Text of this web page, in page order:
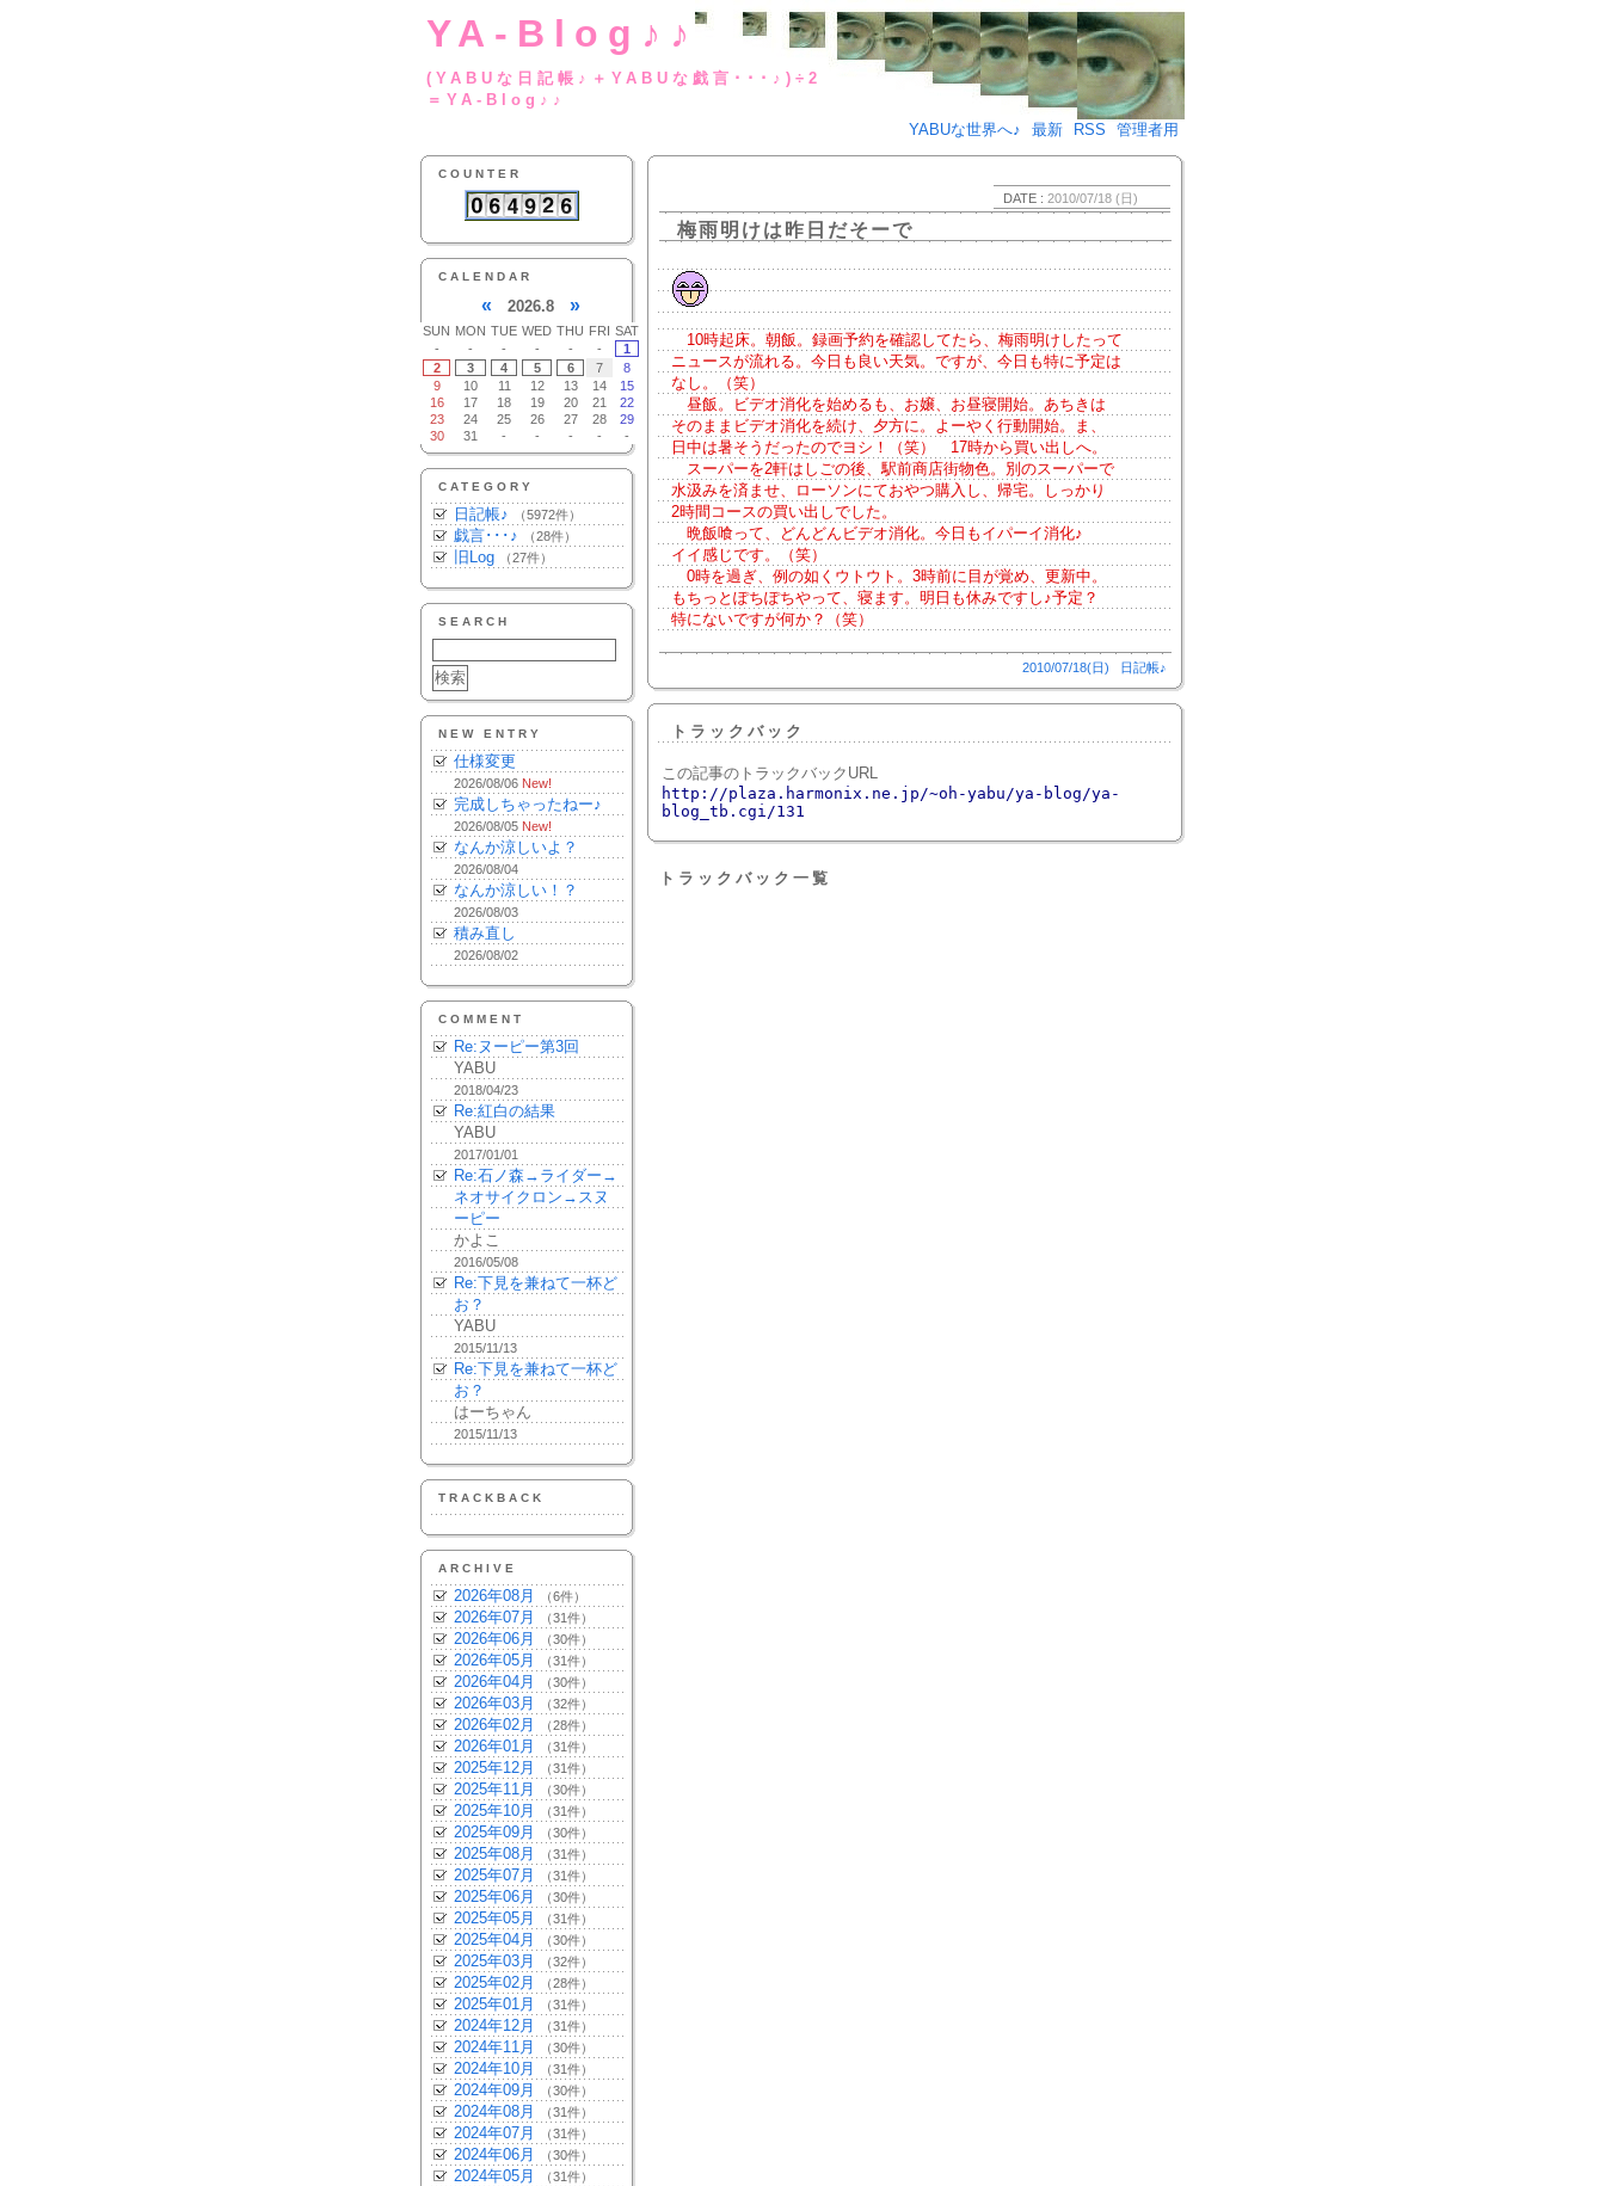
YA-Blog♪♪
(YABUな日記帳♪＋YABUな戯言･･･♪)÷2
＝YA-Blog♪♪
YABUな世界へ♪
最新 RSS 管理者用
COUNTER
CALENDAR
« 2026.8 »
SUN MON TUE WED THU FRI SAT
-
- - - - -
1
2
3 4 5 6 7
8
9
10 11 12 13 14
15
16
17 18 19 20 21
22
23
24 25 26 27 28
29
30
31 - - - - -
CATEGORY
日記帳♪ （5972件）
戯言･･･♪ （28件）
旧Log （27件）
SEARCH
NEW ENTRY
仕様変更
2026/08/06 New!
完成しちゃったねー♪
2026/08/05 New!
なんか涼しいよ？
2026/08/04
なんか涼しい！？
2026/08/03
積み直し
2026/08/02
COMMENT
Re:ヌーピー第3回
YABU
2018/04/23
Re:紅白の結果
YABU
2017/01/01
Re:石ノ森→ライダー→
ネオサイクロン→スヌ
ーピー
かよこ
2016/05/08
Re:下見を兼ねて一杯ど
お？
YABU
2015/11/13
Re:下見を兼ねて一杯ど
お？
はーちゃん
2015/11/13
TRACKBACK
ARCHIVE
2026年08月 （6件）
2026年07月 （31件）
2026年06月 （30件）
2026年05月 （31件）
2026年04月 （30件）
2026年03月 （32件）
2026年02月 （28件）
2026年01月 （31件）
2025年12月 （31件）
2025年11月 （30件）
2025年10月 （31件）
2025年09月 （30件）
2025年08月 （31件）
2025年07月 （31件）
2025年06月 （30件）
2025年05月 （31件）
2025年04月 （30件）
2025年03月 （32件）
2025年02月 （28件）
2025年01月 （31件）
2024年12月 （31件）
2024年11月 （30件）
2024年10月 （31件）
2024年09月 （30件）
2024年08月 （31件）
2024年07月 （31件）
2024年06月 （30件）
2024年05月 （31件）
DATE : 2010/07/18 (日)
梅雨明けは昨日だそーで
10時起床。朝飯。録画予約を確認してたら、梅雨明けしたって
ニュースが流れる。今日も良い天気。ですが、今日も特に予定は
なし。（笑）
昼飯。ビデオ消化を始めるも、お嬢、お昼寝開始。あちきは
そのままビデオ消化を続け、夕方に。よーやく行動開始。ま、
日中は暑そうだったのでヨシ！（笑） 17時から買い出しへ。
スーパーを2軒はしごの後、駅前商店街物色。別のスーパーで
水汲みを済ませ、ローソンにておやつ購入し、帰宅。しっかり
2時間コースの買い出しでした。
晩飯喰って、どんどんビデオ消化。今日もイパーイ消化♪
イイ感じです。（笑）
0時を過ぎ、例の如くウトウト。3時前に目が覚め、更新中。
もちっとぽちぽちやって、寝ます。明日も休みですし♪予定？
特にないですが何か？（笑）
2010/07/18(日) 日記帳♪
トラックバック
この記事のトラックバックURL
http://plaza.harmonix.ne.jp/~oh-yabu/ya-blog/ya-
blog_tb.cgi/131
トラックバック一覧